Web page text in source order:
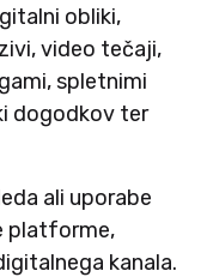
obliki,
video tečaji,
spletnimi
dogodkov ter
ali uporabe
platforme,
kanala.